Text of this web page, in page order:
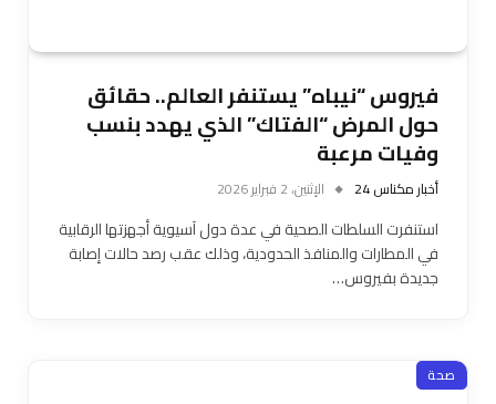
فيروس “نيباه” يستنفر العالم.. حقائق
حول المرض “الفتاك” الذي يهدد بنسب
وفيات مرعبة
أخبار مكناس 24 الإثنين، 2 فبراير 2026
استنفرت السلطات الصحية في عدة دول آسيوية أجهزتها الرقابية
في المطارات والمنافذ الحدودية، وذلك عقب رصد حالات إصابة
جديدة بفيروس…
صحة